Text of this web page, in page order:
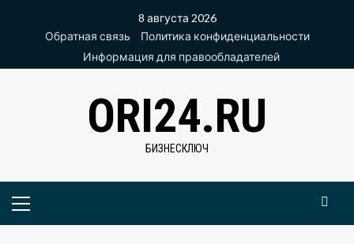
содержимому
8 августа 2026
Обратная связь
Политика конфиденциальности
Информация для правообладателей
ORI24.RU
БИЗНЕСКЛЮЧ
Основное